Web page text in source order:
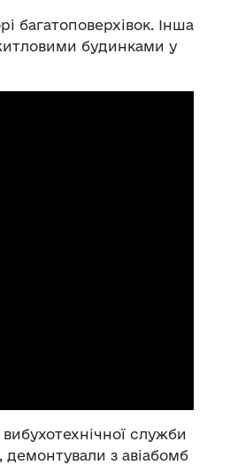
багатоповерхівок. Інша
будинками у
вибухотехнічної служби
демонтували з авіабомб